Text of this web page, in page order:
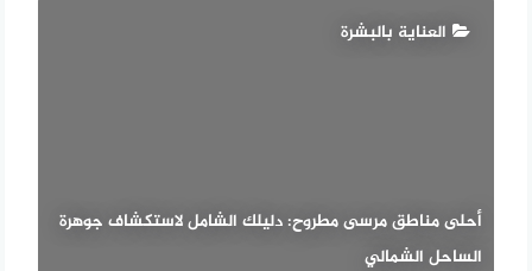
العناية بالبشرة
أحلى مناطق مرسى مطروح: دليلك الشامل لاستكشاف جوهرة
الساحل الشمالي